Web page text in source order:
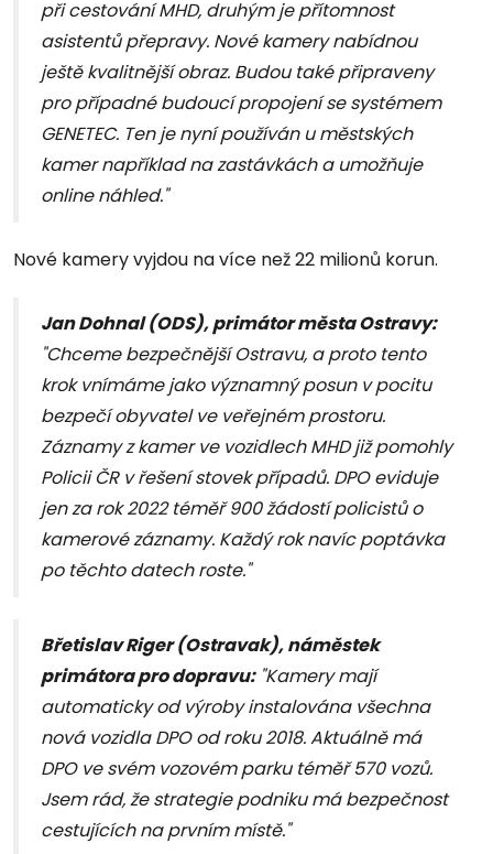
při cestování MHD, druhým je přítomnost
asistentů přepravy. Nové kamery nabídnou
ještě kvalitnější obraz. Budou také připraveny
pro případné budoucí propojení se systémem
GENETEC. Ten je nyní používán u městských
kamer například na zastávkách a umožňuje
online náhled."
Nové kamery vyjdou na více než 22 milionů korun.
Jan Dohnal (ODS), primátor města Ostravy:
"Chceme bezpečnější Ostravu, a proto tento
krok vnímáme jako významný posun v pocitu
bezpečí obyvatel ve veřejném prostoru.
Záznamy z kamer ve vozidlech MHD již pomohly
Policii ČR v řešení stovek případů. DPO eviduje
jen za rok 2022 téměř 900 žádostí policistů o
kamerové záznamy. Každý rok navíc poptávka
po těchto datech roste."
Břetislav Riger (Ostravak), náměstek
primátora pro dopravu:"Kamery mají
automaticky od výroby instalována všechna
nová vozidla DPO od roku 2018. Aktuálně má
DPO ve svém vozovém parku téměř 570 vozů.
Jsem rád, že strategie podniku má bezpečnost
cestujících na prvním místě."